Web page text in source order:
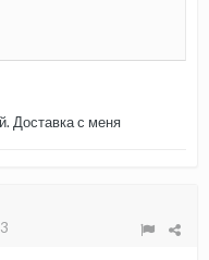
Доставка с меня